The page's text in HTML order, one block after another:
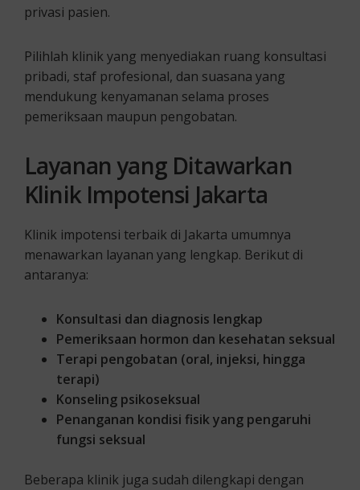
privasi pasien.
Pilihlah klinik yang menyediakan ruang konsultasi
pribadi, staf profesional, dan suasana yang
mendukung kenyamanan selama proses
pemeriksaan maupun pengobatan.
Layanan yang Ditawarkan
Klinik Impotensi Jakarta
Klinik impotensi terbaik di Jakarta umumnya
menawarkan layanan yang lengkap. Berikut di
antaranya:
Konsultasi dan diagnosis lengkap
Pemeriksaan hormon dan kesehatan seksual
Terapi pengobatan (oral, injeksi, hingga
terapi)
Konseling psikoseksual
Penanganan kondisi fisik yang pengaruhi
fungsi seksual
Beberapa klinik juga sudah dilengkapi dengan